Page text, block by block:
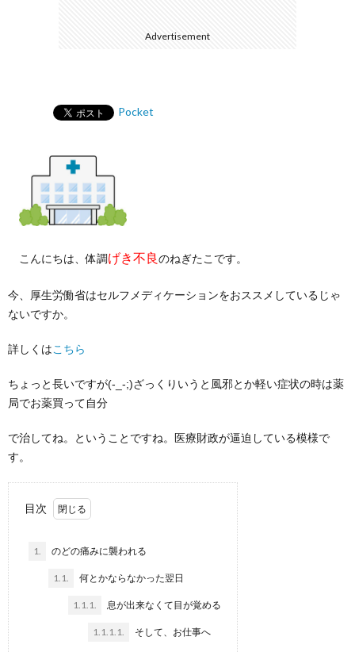
Advertisement
Pocket
こんにちは、体調げき不良のねぎたこです。
今、厚生労働省はセルフメディケーションをおススメしているじゃ
ないですか。
詳しくはこちら
ちょっと長いですが(-_-;)ざっくりいうと風邪とか軽い症状の時は薬
局でお薬買って自分
で治してね。ということですね。医療財政が逼迫している模様で
す。
目次
1. のどの痛みに襲われる
1.1. 何とかならなかった翌日
1.1.1. 息が出来なくて目が覚める
1.1.1.1. そして、お仕事へ